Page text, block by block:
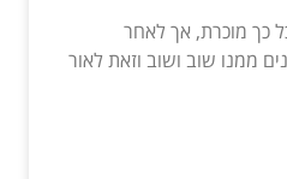
כך מוכרת, אך לאחר
ממנו שוב ושוב וזאת לאור